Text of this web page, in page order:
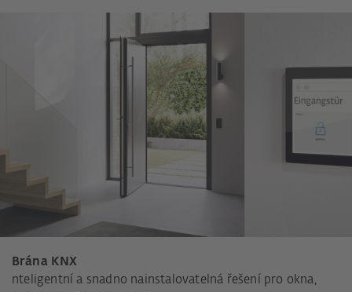
Brána KNX
nteligentní a snadno nainstalovatelná řešení pro okna,